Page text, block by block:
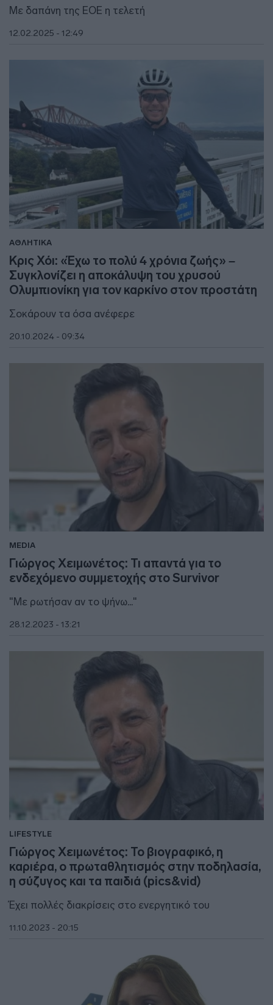
Με δαπάνη της ΕΟΕ η τελετή
12.02.2025 - 12:49
ΑΘΛΗΤΙΚΑ
Κρις Χόι: «Έχω το πολύ 4 χρόνια ζωής» –
Συγκλονίζει η αποκάλυψη του χρυσού
Ολυμπιονίκη για τον καρκίνο στον προστάτη
Σοκάρουν τα όσα ανέφερε
20.10.2024 - 09:34
MEDIA
Γιώργος Χειμωνέτος: Τι απαντά για το
ενδεχόμενο συμμετοχής στο Survivor
"Με ρωτήσαν αν το ψήνω..."
28.12.2023 - 13:21
LIFESTYLE
Γιώργος Χειμωνέτος: Το βιογραφικό, η
καριέρα, ο πρωταθλητισμός στην ποδηλασία,
η σύζυγος και τα παιδιά (pics&vid)
Έχει πολλές διακρίσεις στο ενεργητικό του
11.10.2023 - 20:15